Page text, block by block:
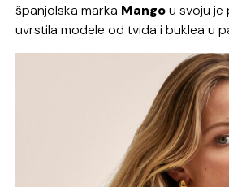
španjolska marka Mangou svoju je
uvrstila modele od tvida i buklea u